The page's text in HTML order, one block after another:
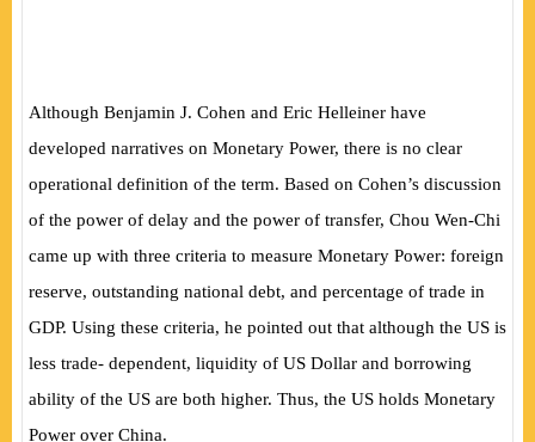
Although Benjamin J. Cohen and Eric Helleiner have
developed narratives on Monetary Power, there is no clear
operational definition of the term. Based on Cohen’s discussion
of the power of delay and the power of transfer, Chou Wen-Chi
came up with three criteria to measure Monetary Power: foreign
reserve, outstanding national debt, and percentage of trade in
GDP. Using these criteria, he pointed out that although the US is
less trade- dependent, liquidity of US Dollar and borrowing
ability of the US are both higher. Thus, the US holds Monetary
Power over China.